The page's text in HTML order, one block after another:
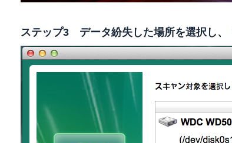
ステップ3 データ紛失した場所を選択し、